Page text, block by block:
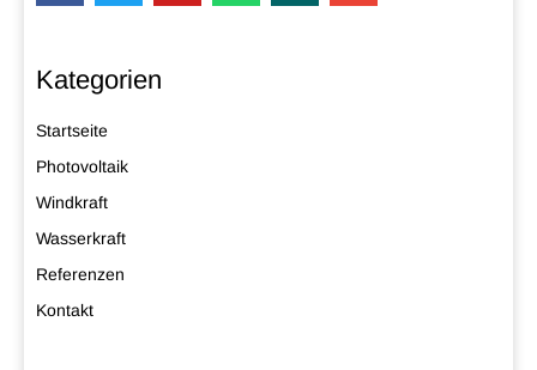
Kategorien
Startseite
Photovoltaik
Windkraft
Wasserkraft
Referenzen
Kontakt